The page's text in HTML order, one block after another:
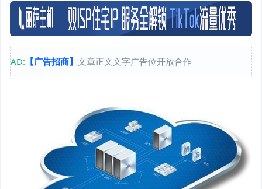
AD: 【广告招商】 文章正文文字广告位开放合作